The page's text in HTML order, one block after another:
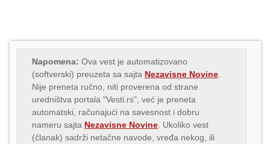
Napomena: Ova vest je automatizovano
(softverski) preuzeta sa sajta Nezavisne Novine
Nije preneta ručno, niti proverena od strane
uredništva portala "Vesti.rs", već je preneta
automatski, računajući na savesnost i dobru
nameru sajta Nezavisne Novine . Ukoliko vest
(članak) sadrži netačne navode, vređa nekog, ili